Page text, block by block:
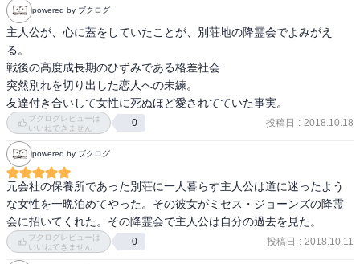
powered by ブクログ
主人公が、心に蓋をしていたことが、別荘地の降霊会でよみがえ
る。
戦後の高度成長期のひずみである格差社会
突然別れを切り出した恋人への未練。
友達付き合いして女性に死ぬほど愛されてていた事実。
ブクログレビューは
いいねできません
0 投稿日 : 2018.10.18
powered by ブクログ
元会社の保養所であった別荘に一人暮らす主人公は道に迷ったよう
な女性を一晩泊めてやった。その彼女がミセス・ジョーンズの降霊
会に招いてくれた。その降霊会で主人公は自分の過去を見た。
ブクログレビューは
いいねできません
0 投稿日 : 2018.10.11